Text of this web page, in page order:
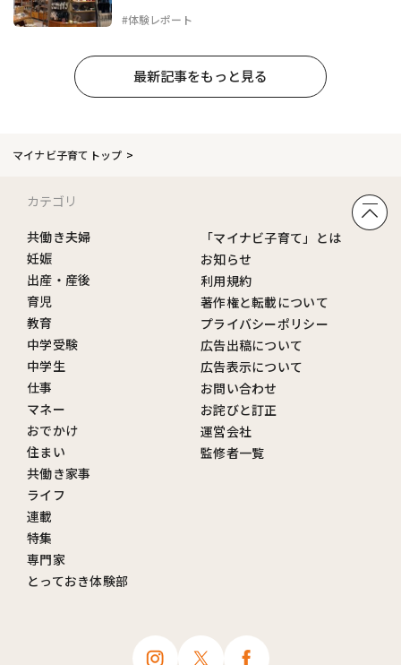
#体験レポート
最新記事をもっと見る
マイナビ子育てトップ
カテゴリ
共働き夫婦
妊娠
出産・産後
育児
教育
中学受験
中学生
仕事
マネー
おでかけ
住まい
共働き家事
ライフ
連載
特集
専門家
とっておき体験部
「マイナビ子育て」とは
お知らせ
利用規約
著作権と転載について
プライバシーポリシー
広告出稿について
広告表示について
お問い合わせ
お詫びと訂正
運営会社
監修者一覧